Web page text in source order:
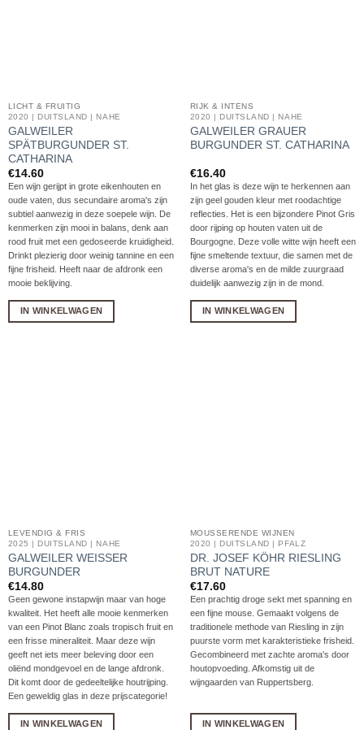
LICHT & FRUITIG
2020 | DUITSLAND | NAHE
GALWEILER
SPÄTBURGUNDER ST.
CATHARINA
€14.60
Een wijn gerijpt in grote eikenhouten en
oude vaten, dus secundaire aroma's zijn
subtiel aanwezig in deze soepele wijn. De
kenmerken zijn mooi in balans, denk aan
rood fruit met een gedoseerde kruidigheid.
Drinkt plezierig door weinig tannine en een
fijne frisheid. Heeft naar de afdronk een
mooie beklijving.
IN WINKELWAGEN
RIJK & INTENS
2020 | DUITSLAND | NAHE
GALWEILER GRAUER
BURGUNDER ST. CATHARINA
€16.40
In het glas is deze wijn te herkennen aan
zijn geel gouden kleur met roodachtige
reflecties. Het is een bijzondere Pinot Gris
door rijping op houten vaten uit de
Bourgogne. Deze volle witte wijn heeft een
fijne smeltende textuur, die samen met de
diverse aroma's en de milde zuurgraad
duidelijk aanwezig zijn in de mond.
IN WINKELWAGEN
LEVENDIG & FRIS
2025 | DUITSLAND | NAHE
GALWEILER WEISSER
BURGUNDER
€14.80
Geen gewone instapwijn maar van hoge
kwaliteit. Het heeft alle mooie kenmerken
van een Pinot Blanc zoals tropisch fruit en
een frisse mineraliteit. Maar deze wijn
geeft net iets meer beleving door een
oliënd mondgevoel en de lange afdronk.
Dit komt door de gedeeltelijke houtrijping.
Een geweldig glas in deze prijscategorie!
IN WINKELWAGEN
MOUSSERENDE WIJNEN
2020 | DUITSLAND | PFALZ
DR. JOSEF KÖHR RIESLING
BRUT NATURE
€17.60
Een prachtig droge sekt met spanning en
een fijne mouse. Gemaakt volgens de
traditionele methode van Riesling in zijn
puurste vorm met karakteristieke frisheid.
Gecombineerd met zachte aroma's door
houtopvoeding. Afkomstig uit de
wijngaarden van Ruppertsberg.
IN WINKELWAGEN